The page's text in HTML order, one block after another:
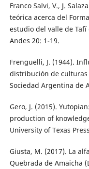
Franco Salvi, V., J.
teórica acerca del
estudio del valle de
Andes 20: 1-19.
Frenguelli, J. (1944).
distribución de culturas
Sociedad Argentina de
Gero, J. (2015).
production of
University of Texas
Giusta, M. (2017). La
Quebrada de Amaicha